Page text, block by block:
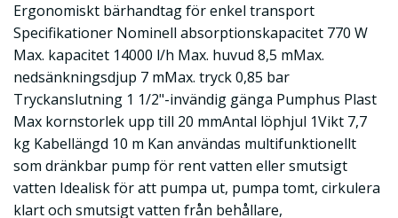
Ergonomiskt bärhandtag för enkel transport
Specifikationer Nominell absorptionskapacitet 770 W
Max. kapacitet 14000 l/h Max. huvud 8,5 mMax.
nedsänkningsdjup 7 mMax. tryck 0,85 bar
Tryckanslutning 1 1/2"-invändig gänga Pumphus Plast
Max kornstorlek upp till 20 mmAntal löphjul 1Vikt 7,7
kg Kabellängd 10 m Kan användas multifunktionellt
som dränkbar pump för rent vatten eller smutsigt
vatten Idealisk för att pumpa ut, pumpa tomt, cirkulera
klart och smutsigt vatten från behållare,